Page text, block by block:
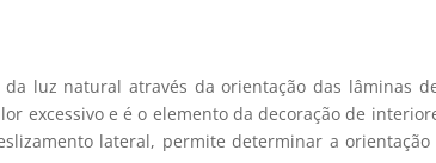
luz natural através da orientação das lâminas
excessivo e é o elemento da decoração de
lateral, permite determinar a